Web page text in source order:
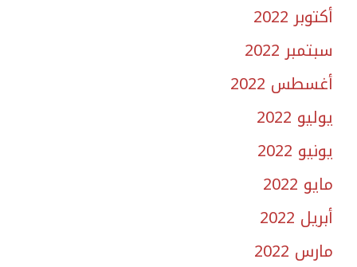
أكتوبر 2022
سبتمبر 2022
أغسطس 2022
يوليو 2022
يونيو 2022
مايو 2022
أبريل 2022
مارس 2022